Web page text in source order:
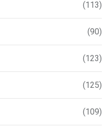
(113)
(90)
(123)
(125)
(109)